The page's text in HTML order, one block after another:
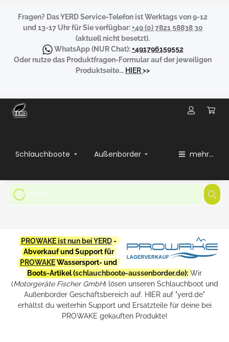
Fragen? Das YERD Service-Telefon ist Werktags von 9-12
und 13-17 Uhr für Sie verfügbar:+49 (0) 7821 58838 30
(aktuell nicht besetzt).
WhatsApp(NUR Chat):+491796159552
Oder nutze das Produktfragen-Formular auf der jeweiligen
Produktseite... HIER>>
Schlauchboote Außenborder mehr...
PROWAKE ist nun bei YERD-
Abverkauf und Support für
PROWAKEWassersport- und
Boots-Artikel (schlauchboote-aussenborder.de): Wir
(Motorgeräte Fischer GmbH) lösen unseren Schlauchboot und
Außenborder Geschäftsbereich auf. HIER auf "yerd.de"
erhältst du weiterhin Support und Ersatzteile für deine bei
PROWAKE gekauften Produkte!